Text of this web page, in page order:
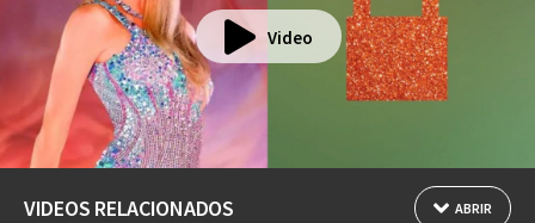
Video
VIDEOS RELACIONADOS ABRIR